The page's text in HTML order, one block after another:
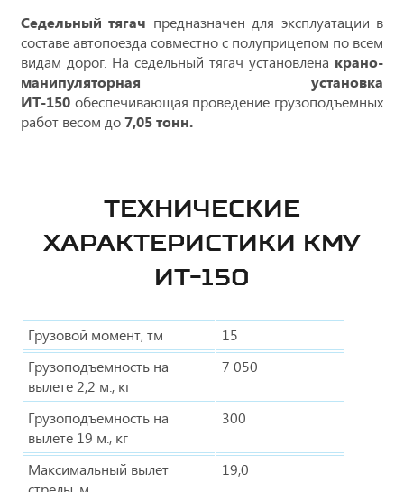
Седельный тягач предназначен для эксплуатации в
составе автопоезда совместно с полуприцепом по всем
видам дорог. На седельный тягач установлена крано-
манипуляторная установка
ИТ-150 обеспечивающая проведение грузоподъемных
работ весом до7,05 тонн.
ТЕХНИЧЕСКИЕ
ХАРАКТЕРИСТИКИ КМУ
ИТ-150
Грузовой момент, тм
15
Грузоподъемность на
вылете 2,2 м., кг
7 050
Грузоподъемность на
вылете 19 м., кг
300
Максимальный вылет
19,0